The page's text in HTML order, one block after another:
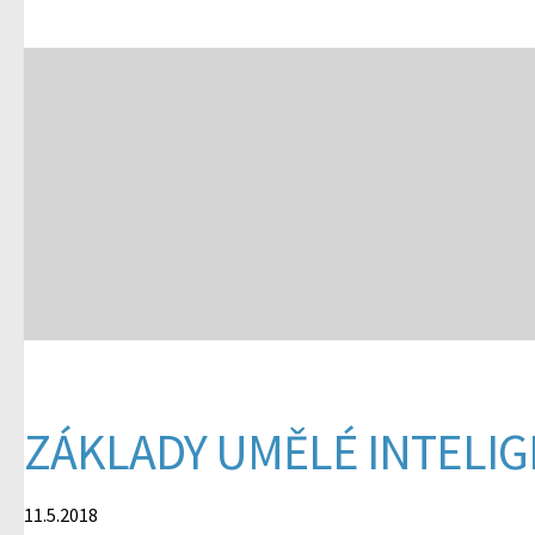
ZÁKLADY UMĚLÉ
11.5.2018